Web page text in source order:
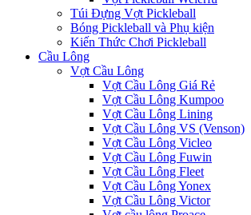
Túi Đựng Vợt Pickleball
Bóng Pickleball và Phụ kiện
Kiến Thức Chơi Pickleball
Cầu Lông
Vợt Cầu Lông
Vợt Cầu Lông Giá Rẻ
Vợt Cầu Lông Kumpoo
Vợt Cầu Lông Lining
Vợt Cầu Lông VS (Venson)
Vợt Cầu Lông Vicleo
Vợt Cầu Lông Fuwin
Vợt Cầu Lông Fleet
Vợt Cầu Lông Yonex
Vợt Cầu Lông Victor